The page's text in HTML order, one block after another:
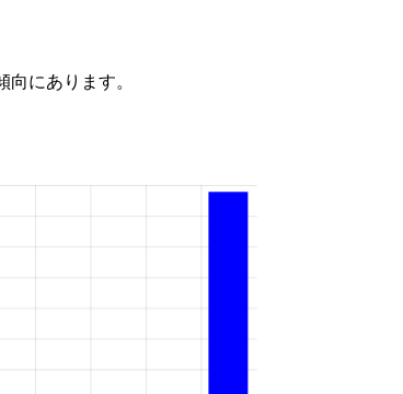
にあります。